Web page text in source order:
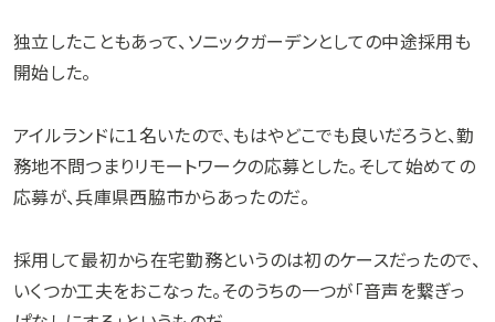
独立したこともあって、ソニックガーデンとしての中途採用も
開始した。
アイルランドに１名いたので、もはやどこでも良いだろうと、勤
務地不問つまりリモートワークの応募とした。そして始めての
応募が、兵庫県西脇市からあったのだ。
採用して最初から在宅勤務というのは初のケースだったので、
いくつか工夫をおこなった。そのうちの一つが「音声を繋ぎっ